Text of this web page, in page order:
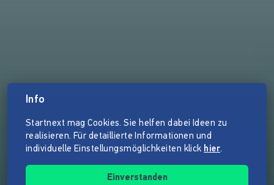
Info
Startnext mag Cookies. Sie helfen dabei Ideen zu
realisieren. Für detaillierte Informationen und
individuelle Einstellungsmöglichkeiten klick hier.
Einverstanden